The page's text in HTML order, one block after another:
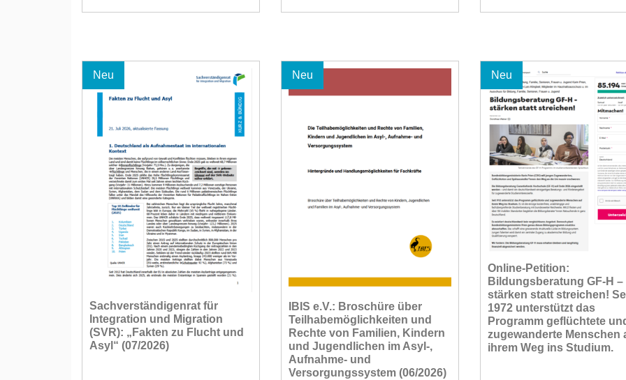
Neu
Sachverständigenrat für
Integration und Migration
(SVR): „Fakten zu Flucht und
Asyl“ (07/2026)
Neu
IBIS e.V.: Broschüre über
Teilhabemöglichkeiten und
Rechte von Familien, Kindern
und Jugendlichen im Asyl-,
Aufnahme- und
Versorgungssystem (06/2026)
Neu
Online-Petition:
Bildungsberatung GF-H –
stärken statt streichen!
1972 unterstützt das
Programm geflüchtete
zugewanderte Menschen
ihrem Weg ins Studium.